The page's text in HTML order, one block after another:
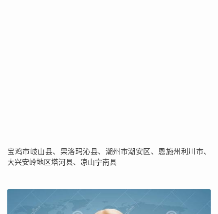
宝鸡市岐山县、果洛玛沁县、潮州市潮安区、恩施州利川市、
大兴安岭地区塔河县、凉山宁南县